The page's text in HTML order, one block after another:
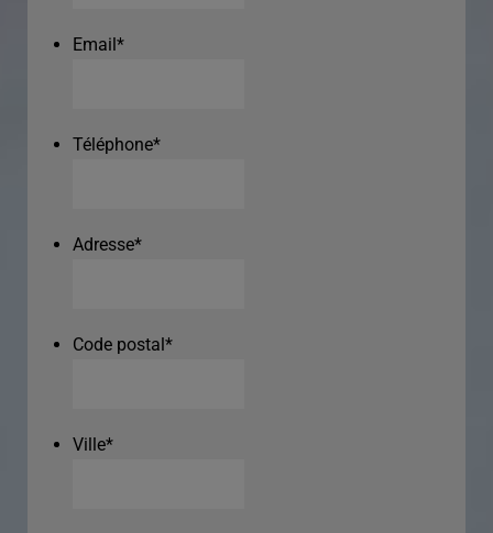
Email*
Téléphone*
Adresse*
Code postal*
Ville*